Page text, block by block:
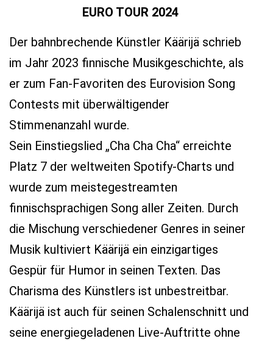
EURO TOUR 2024
Der bahnbrechende Künstler Käärijä schrieb
im Jahr 2023 finnische Musikgeschichte, als
er zum Fan-Favoriten des Eurovision Song
Contests mit überwältigender
Stimmenanzahl wurde.
Sein Einstiegslied „Cha Cha Cha“ erreichte
Platz 7 der weltweiten Spotify-Charts und
wurde zum meistegestreamten
finnischsprachigen Song aller Zeiten. Durch
die Mischung verschiedener Genres in seiner
Musik kultiviert Käärijä ein einzigartiges
Gespür für Humor in seinen Texten. Das
Charisma des Künstlers ist unbestreitbar.
Käärijä ist auch für seinen Schalenschnitt und
seine energiegeladenen Live-Auftritte ohne